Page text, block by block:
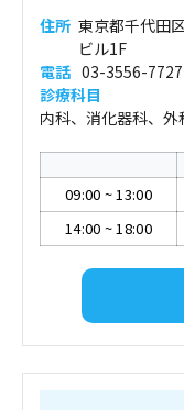
住所 東京都千代田
ビル1F
電話 03-3556-7727
診療科目
内科、消化器科、
09:00 ~13:00
14:00 ~18:00